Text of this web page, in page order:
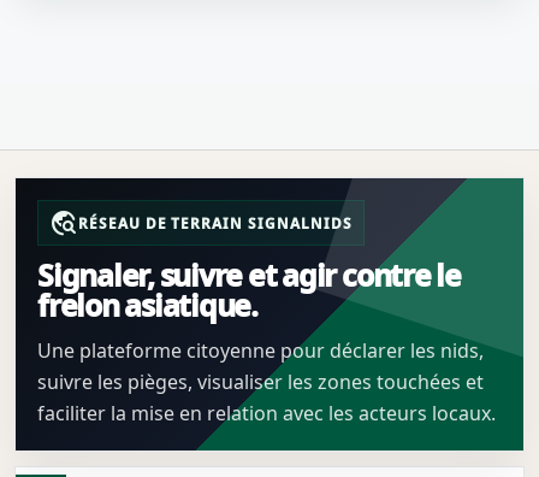
travel_exploreRÉSEAU DE TERRAIN SIGNALNIDS
Signaler, suivre et agir contre le
frelon asiatique.
Une plateforme citoyenne pour déclarer les nids,
suivre les pièges, visualiser les zones touchées et
faciliter la mise en relation avec les acteurs locaux.